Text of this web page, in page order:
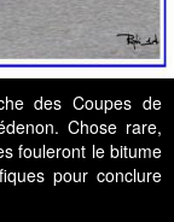
des Coupes de
Chose rare,
fouleront le bitume
pour conclure